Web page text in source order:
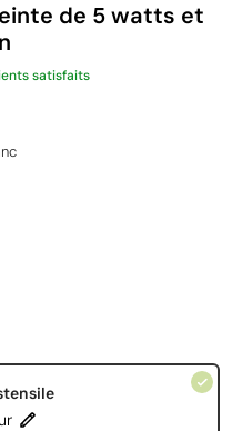
de 5 watts et
satisfaits